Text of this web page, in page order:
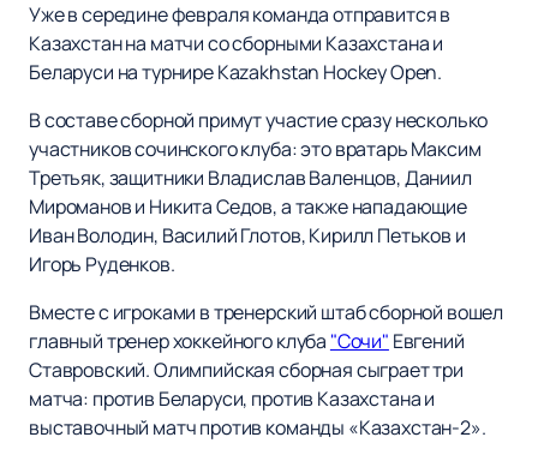
Уже в середине февраля команда отправится в
Казахстан на матчи со сборными Казахстана и
Беларуси на турнире Kazakhstan Hockey Open.
В составе сборной примут участие сразу несколько
участников сочинского клуба: это вратарь Максим
Третьяк, защитники Владислав Валенцов, Даниил
Мироманов и Никита Седов, а также нападающие
Иван Володин, Василий Глотов, Кирилл Петьков и
Игорь Руденков.
Вместе с игроками в тренерский штаб сборной вошел
главный тренер хоккейного клуба "Сочи" Евгений
Ставровский. Олимпийская сборная сыграет три
матча: против Беларуси, против Казахстана и
выставочный матч против команды «Казахстан-2».